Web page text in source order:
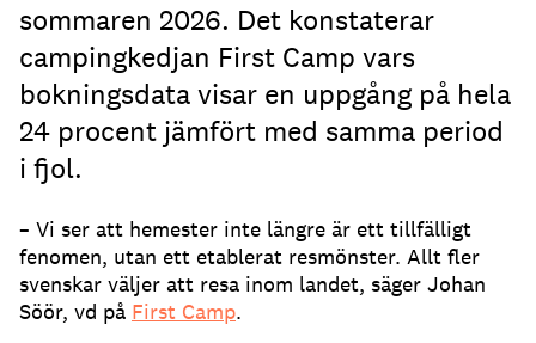
sommaren 2026. Det konstaterar
campingkedjan First Camp vars
bokningsdata visar en uppgång på hela
24 procent jämfört med samma period
i fjol.
– Vi ser att hemester inte längre är ett tillfälligt
fenomen, utan ett etablerat resmönster. Allt fler
svenskar väljer att resa inom landet, säger Johan
Söör, vd på First Camp.